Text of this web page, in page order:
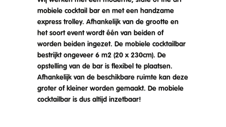
mobiele cocktail bar en met een handzame
express trolley. Afhankelijk van de grootte en
het soort event wordt één van beiden of
worden beiden ingezet. De mobiele cocktailbar
bestrijkt ongeveer 6 m2 (20 x 230cm). De
opstelling van de bar is flexibel te plaatsen.
Afhankelijk van de beschikbare ruimte kan deze
groter of kleiner worden gemaakt. De mobiele
cocktailbar is dus altijd inzetbaar!